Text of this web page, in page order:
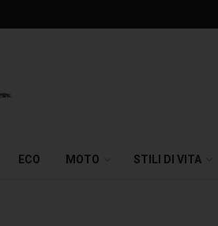
ECO MOTO STILI DI VITA